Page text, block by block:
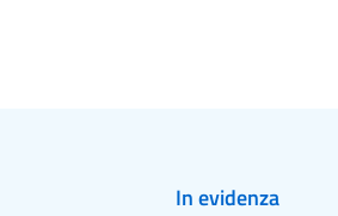
In evidenza